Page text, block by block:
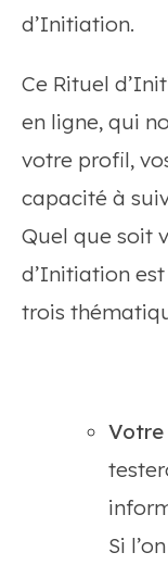
d’Initiation.
Ce Rituel
en ligne, qui
votre profil,
capacité à
Quel que soit
d’Initiation
trois
Votre
Si